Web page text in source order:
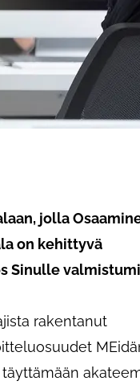
jolla
on kehittyvä
Sinulle
rakentanut